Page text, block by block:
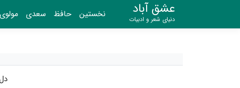
عشق آباد
دنیای شعر و ادبیات نخستین حافظ سعدی مولوی